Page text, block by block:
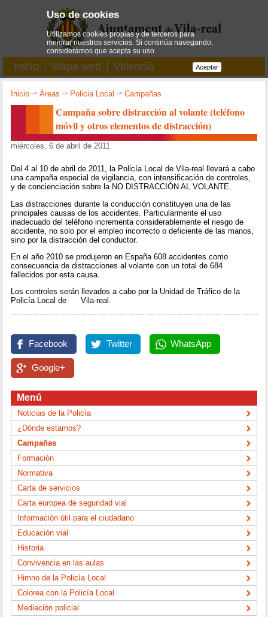
Inicio Mapa web Valencià
Inicio ->Áreas -> Policia Local ->Campañas
Campaña sobre distracción al volante (teléfono
móvil y otros elementos de distracción)
miércoles, 6 de abril de 2011
Del 4 al 10 de abril de 2011, la Policía Local de Vila-real llevará a cabo
una campaña especial de vigilancia, con intensificación de controles,
y de concienciación sobre la NO DISTRACCIÓN AL VOLANTE.
Las distracciones durante la conducción constituyen una de las
principales causas de los accidentes. Particularmente el uso
inadecuado del teléfono incrementa considerablemente el riesgo de
accidente, no solo por el empleo incorrecto o deficiente de las manos,
sino por la distracción del conductor.
En el año 2010 se produjeron en España 608 accidentes como
consecuencia de distracciones al volante con un total de 684
fallecidos por esta causa.
Los controles serán llevados a cabo por la Unidad de Tráfico de la
Policía Local de Vila-real.
Facebook Twitter WhatsApp
Google+
Menú
Noticias de la Policía
¿Dónde estamos?
Campañas
Formación
Normativa
Carta de servicios
Carta europea de seguridad vial
Información útil para el ciudadano
Educación vial
Historia
Convivencia en las aulas
Himno de la Policía Local
Colorea con la Policía Local
Mediación policial
Uso de cookies
Utilizamos cookies propias y de terceros para
mejorar nuestros servicios. Si continúa navegando,
consideramos que acepta su uso.
Aceptar